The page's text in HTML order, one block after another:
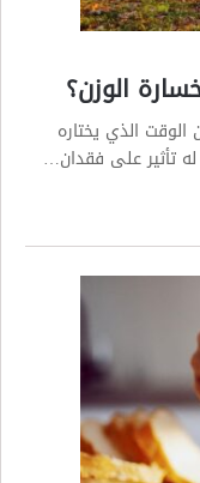
الوزن؟
الذي يختاره
تأثير على فقدان…